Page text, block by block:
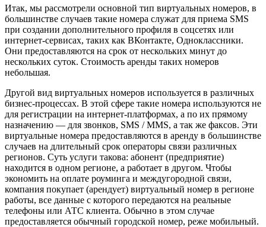
Итак, мы рассмотрели основной тип виртуальных номеров, в
большинстве случаев такие номера служат для приема SMS
при создании дополнительного профиля в соцсетях или
интернет-сервисах, таких как ВКонтакте, Одноклассники.
Они предоставляются на срок от нескольких минут до
нескольких суток. Стоимость аренды таких номеров
небольшая.
Другой вид виртуальных номеров используется в различных
бизнес-процессах. В этой сфере такие номера используются не
для регистрации на интернет-платформах, а по их прямому
назначению — для звонков, SMS / MMS, а так же факсов. Эти
виртуальные номера предоставляются в аренду в большинстве
случаев на длительный срок операторы связи различных
регионов. Суть услуги такова: абонент (предприятие)
находится в одном регионе, а работает в другом. Чтобы
экономить на оплате роуминга и междугородной связи,
компания покупает (арендует) виртуальный номер в регионе
работы, все данные с которого передаются на реальные
телефоны или АТС клиента. Обычно в этом случае
предоставляется обычный городской номер, реже мобильный.